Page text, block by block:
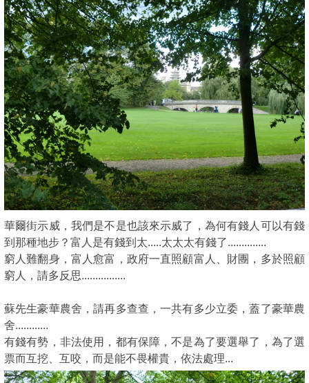
華爾街示威，我們是不是也該來示威了，為何有錢人可以有錢
到那種地步？富人是有錢到太.....太太太有錢了..............
窮人難翻身，富人愈富，政府一直照顧富人、財團，多於照顧
窮人，請多反思................
蘇先生豪華農舍，請再多查查，一共有多少立委，蓋了豪華農
舍............
有錢有勢，非法使用，都有保障，不是為了要選舉了，為了選
票而互挖、互咬，而是能不畏權貴，依法處理...